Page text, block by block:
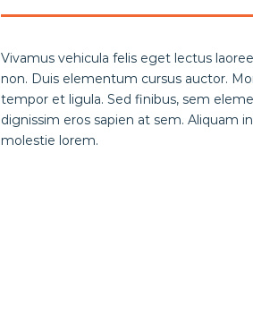
Vivamus vehicula felis eget lectus
non. Duis elementum cursus auctor.
tempor et ligula. Sed finibus, sem
dignissim eros sapien at sem.
molestie lorem.